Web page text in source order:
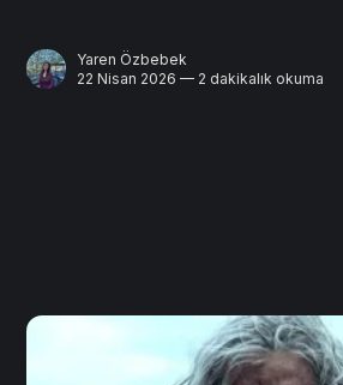
Yaren Özbebek
22 Nisan 2026 — 2 dakikalık okuma